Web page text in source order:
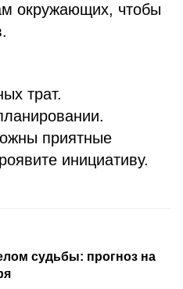
окружающих, чтобы
трат.
приятные
инициативу.
судьбы: прогноз на